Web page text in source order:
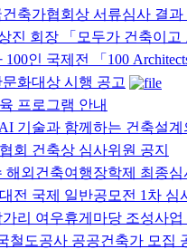
건축가협회상 서류심사 결과
진 회장 「모두가 건축이
인 국제전 「100
화대상 시행 공고
프로그램 안내
AI 기술과 함께하는 건축설
회 건축상 심사위원 공지
해외건축여행장학제 최종
전 국제 일반공모전 1차
리 여우휴게마당 조성사
철도공사 공공건축가 모집